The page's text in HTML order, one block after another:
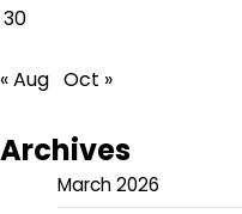
30
« Aug Oct »
Archives
March 2026